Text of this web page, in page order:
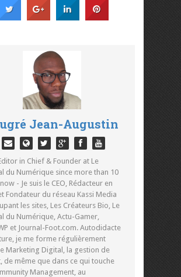
Jean-Augustin
in Chief & Founder at Le
du Numérique since more than 10
- Je suis le CEO, Rédacteur en
Fondateur du réseau Kassi Media
les sites, Les Créateurs Bio, Le
du Numérique, Actu-Gamer,
et Journal-Foot.com. Autodidacte
je me forme régulièrement
Marketing Digital, la gestion de
de même que dans ce qui touche
Management, au